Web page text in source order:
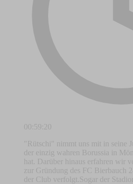
00:59:20
"Rütschi" nimmt uns mit in seine
der einzig wahren Borussia in
hat. Darüber hinaus erfahren wir
zur Gründung des FC Bierbauch
der Club verfolgt.Sogar der